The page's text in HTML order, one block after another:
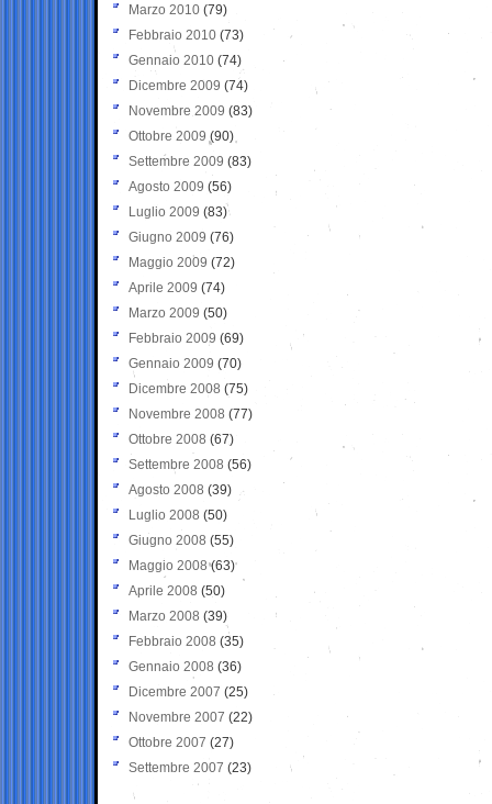
Marzo 2010 (79)
Febbraio 2010 (73)
Gennaio 2010 (74)
Dicembre 2009 (74)
Novembre 2009 (83)
Ottobre 2009 (90)
Settembre 2009 (83)
Agosto 2009 (56)
Luglio 2009 (83)
Giugno 2009 (76)
Maggio 2009 (72)
Aprile 2009 (74)
Marzo 2009 (50)
Febbraio 2009 (69)
Gennaio 2009 (70)
Dicembre 2008 (75)
Novembre 2008 (77)
Ottobre 2008 (67)
Settembre 2008 (56)
Agosto 2008 (39)
Luglio 2008 (50)
Giugno 2008 (55)
Maggio 2008(63)
Aprile 2008 (50)
Marzo 2008 (39)
Febbraio 2008 (35)
Gennaio 2008 (36)
Dicembre 2007 (25)
Novembre 2007 (22)
Ottobre 2007 (27)
Settembre 2007 (23)